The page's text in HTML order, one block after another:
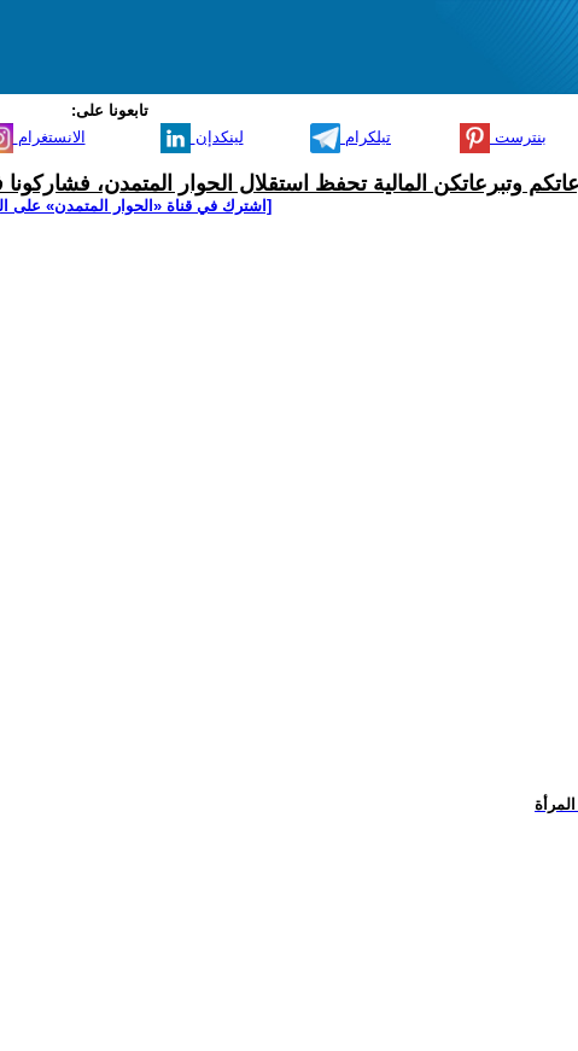
تابعونا على:
الانستغرام لينكدإن تيلكرام بنترست
وتبرعاتكن المالية تحفظ استقلال الحوار المتمدن،
[اشترك في قناة ‫«الحوار المتمدن» على